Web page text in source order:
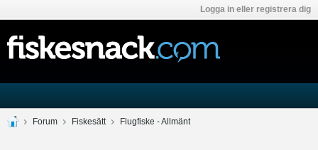
Logga in eller registrera dig
Forum Fiskesätt Flugfiske - Allmänt